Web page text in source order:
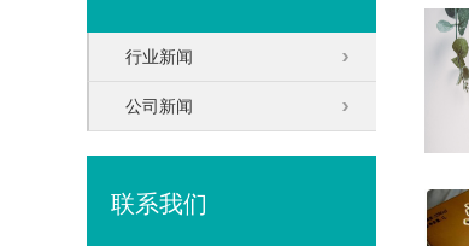
行业新闻
公司新闻
联系我们